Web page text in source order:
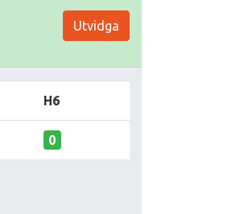
Utvidga
H6
0